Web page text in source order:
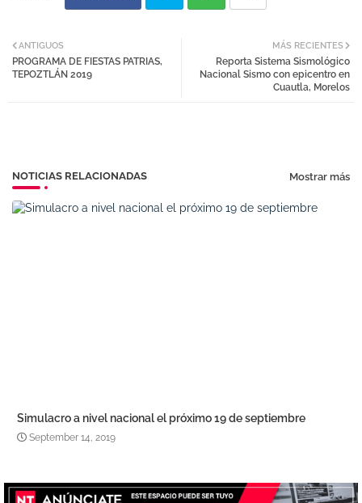
tter
MÁS RECIENTES
Reporta Sistema Sismológico
Nacional Sismo con epicentro en
Cuautla, Morelos
ANTIGUOS
PROGRAMA DE FIESTAS PATRIAS,
TEPOZTLÁN 2019
NOTICIAS RELACIONADAS Mostrar más
Simulacro a nivel nacional el próximo 19 de septiembre
September 14, 2019